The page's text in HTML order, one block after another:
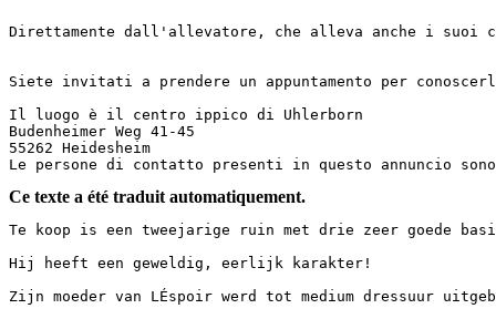
Direttamente dall'allevatore, che alleva anche i suoi
Siete invitati a prendere un appuntamento per
Il luogo è il centro ippico di Uhlerborn
Budenheimer Weg 41-45
55262 Heidesheim
Le persone di contatto presenti in questo annuncio
Ce texte a été traduit automatiquement.
Te koop is een tweejarige ruin met drie zeer goede
Hij heeft een geweldig, eerlijk karakter!
Zijn moeder van LÉspoir werd tot medium dressuur